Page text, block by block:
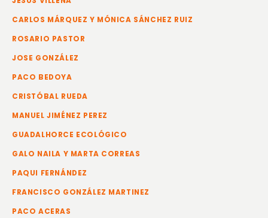
CARLOS MÁRQUEZ Y MÓNICA SÁNCHEZ RUIZ
ROSARIO PASTOR
JOSE GONZÁLEZ
PACO BEDOYA
CRISTÓBAL RUEDA
MANUEL JIMÉNEZ PEREZ
GUADALHORCE ECOLÓGICO
GALO NAILA Y MARTA CORREAS
PAQUI FERNÁNDEZ
FRANCISCO GONZÁLEZ MARTINEZ
PACO ACERAS